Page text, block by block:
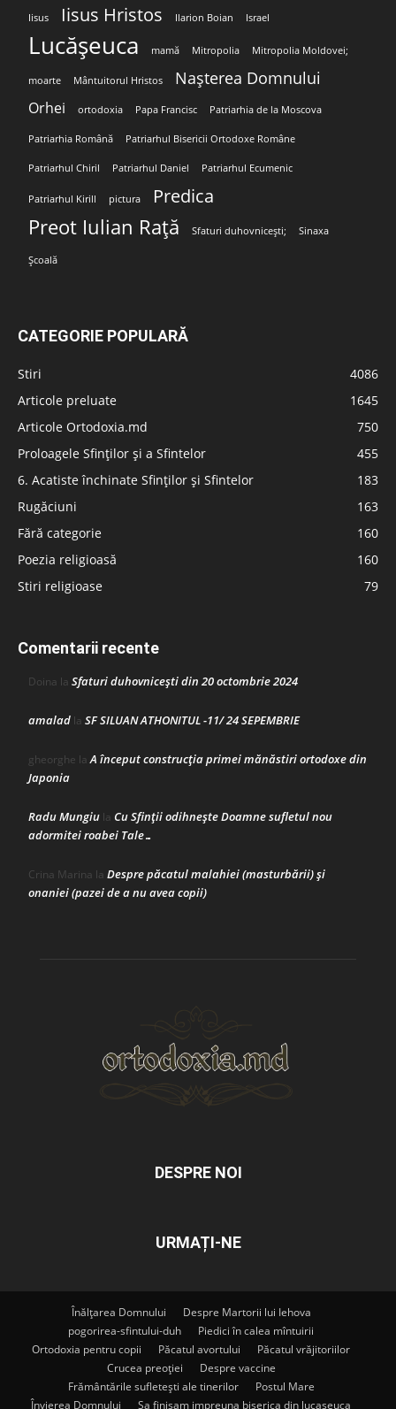
Iisus Iisus Hristos Ilarion Boian Israel
Lucășeuca mamă Mitropolia Mitropolia Moldovei;
moarte Mântuitorul Hristos Nașterea Domnului
Orhei ortodoxia Papa Francisc Patriarhia de la Moscova
Patriarhia Română Patriarhul Bisericii Ortodoxe Române
Patriarhul Chiril Patriarhul Daniel Patriarhul Ecumenic
Patriarhul Kirill pictura Predica
Preot Iulian Rață Sfaturi duhovnicești; Sinaxa
Școală
CATEGORIE POPULARĂ
Stiri
4086
Articole preluate
1645
Articole Ortodoxia.md
750
Proloagele Sfinților și a Sfintelor
455
6. Acatiste închinate Sfinților și Sfintelor
183
Rugăciuni
163
Fără categorie
160
Poezia religioasă
160
Stiri religioase
79
Comentarii recente
Doina la Sfaturi duhovnicești din 20 octombrie 2024
amalad la SF SILUAN ATHONITUL -11/ 24 SEPEMBRIE
gheorghe laA început construcţia primei mănăstiri ortodoxe din
Japonia
Radu Mungiu la Cu Sfinții odihnește Doamne sufletul nou
adormitei roabei Tale…
Crina Marina la Despre păcatul malahiei (masturbării) şi
onaniei (pazei de a nu avea copii)
DESPRE NOI
URMAȚI-NE
Înălțarea Domnului
Despre Martorii lui Iehova
pogorirea-sfintului-duh
Piedici în calea mîntuirii
Ortodoxia pentru copii
Păcatul avortului
Păcatul vrăjitoriilor
Crucea preoției
Despre vaccine
Frământările sufletești ale tinerilor
Postul Mare
Învierea Domnului
Sa finisam impreuna biserica din lucaseuca